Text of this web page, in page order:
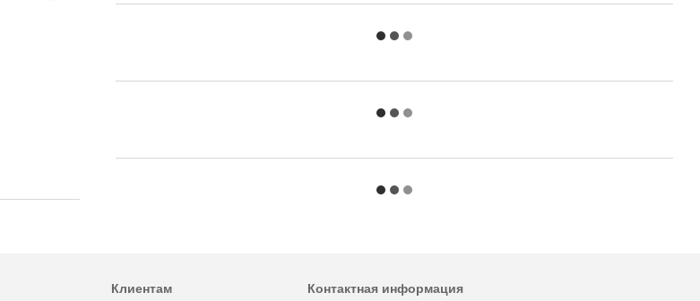
Клиентам Контактная информация